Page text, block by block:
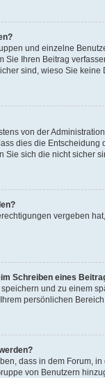
und einzelne
Sie Ihren Beitrag
sind, wieso Sie
von der
dies die
Sie sich die nicht sicher
vergeben
Schreiben eines
und zu einem
persönlichen
dass in dem Forum,
von Benutzern